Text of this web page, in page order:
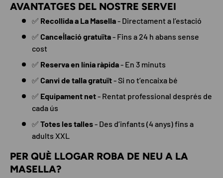
AVANTATGES DEL NOSTRE SERVEI
✅ Recollida a La Masella- Directament a l’estació
✅ Cancel·lació gratuïta- Fins a 24 h abans sense
cost
✅ Reserva en línia ràpida- En 3 minuts
✅ Canvi de talla gratuït- Si no t’encaixa bé
✅ Equipament net- Rentat professional després de
cada ús
✅ Totes les talles- Des d’infants (4 anys) fins a
adults XXL
PER QUÈ LLOGAR ROBA DE NEU A LA
MASELLA?